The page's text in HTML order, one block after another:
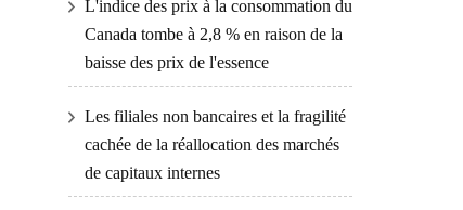
L'indice des prix à la consommation du
Canada tombe à 2,8 % en raison de la
baisse des prix de l'essence
Les filiales non bancaires et la fragilité
cachée de la réallocation des marchés
de capitaux internes